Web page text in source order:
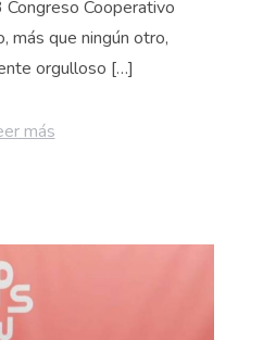
Cooperativo
más que ningún otro,
orgulloso […]
más